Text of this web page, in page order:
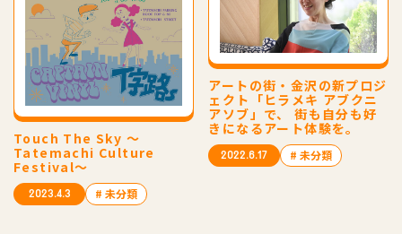
Touch The Sky 〜
Tatemachi Culture
Festival〜
2023.4.3 # 未分類
アートの街・金沢の新プロジ
ェクト「ヒラメキ アブクニ
アソブ」で、 街も自分も好
きになるアート体験を。
2022.6.17 # 未分類